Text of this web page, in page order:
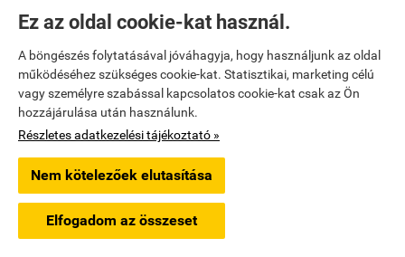
Ez az oldal cookie-kat használ.
A böngészés folytatásával jóváhagyja, hogy használjunk az oldal
működéséhez szükséges cookie-kat. Statisztikai, marketing célú
vagy személyre szabással kapcsolatos cookie-kat csak az Ön
hozzájárulása után használunk.
Részletes adatkezelési tájékoztató »
Nem kötelezőek elutasítása
Elfogadom az összeset
Saját fiók
Elérhetőségek
godolloikerteszet.hu - PAKANS Kft.- ÁSZF
Webáruház készítés